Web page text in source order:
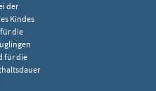
der
Kindes
die
für die